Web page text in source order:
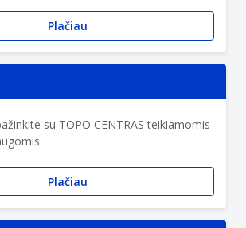
Plačiau
su TOPO CENTRAS teikiamomis
Plačiau